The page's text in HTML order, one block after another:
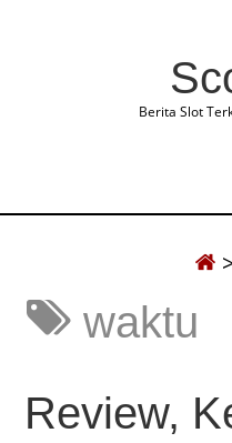
Berita Slot
waktu
Review,